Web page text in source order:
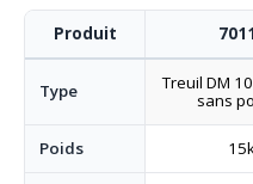
Produit
Type
Treuil DM
sans
Poids